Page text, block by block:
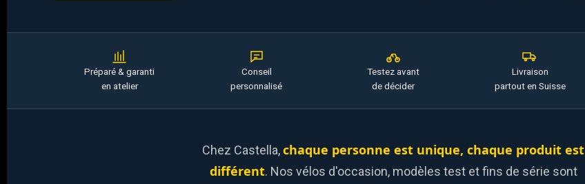
Préparé & garanti
en atelier
Conseil
personnalisé
Testez avant
de décider
Livraison
partout en Suisse
Chez Castella,chaque personne est unique, chaque produit est
différent. Nos vélos d'occasion, modèles test et fins de série sont